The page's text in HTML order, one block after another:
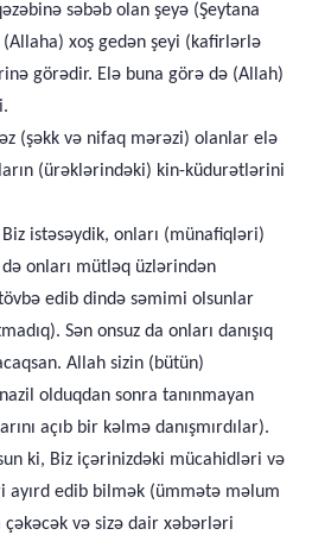
səbəb olan şeyə (Şeytana
xoş gedən şeyi (kafirlərlə
görədir. Elə buna görə də (Allah)
(şəkk və nifaq mərəzi) olanlar elə
(ürəklərindəki) kin-küdurətlərini
istəsəydik, onları (münafiqləri)
onları mütləq üzlərindən
edib dində səmimi olsunlar
Sən onsuz da onları danışıq
Allah sizin (bütün)
olduqdan sonra tanınmayan
açıb bir kəlmə danışmırdılar).
ki, Biz içərinizdəki mücahidləri və
ayırd edib bilmək (ümmətə məlum
və sizə dair xəbərləri